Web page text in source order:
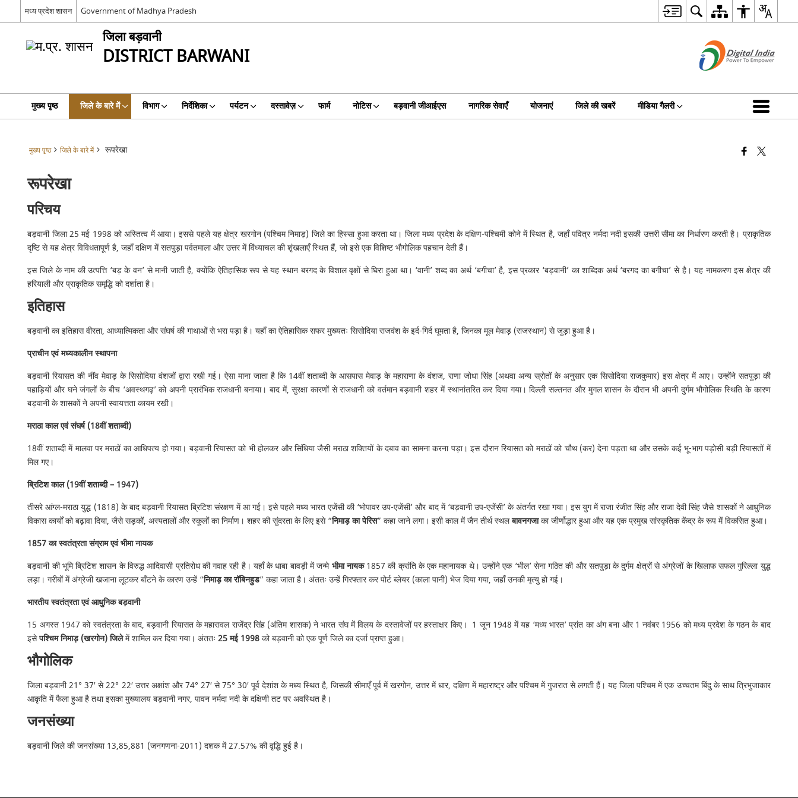
मध्‍य प्रदेश शासन Government of Madhya Pradesh
जिला बड़वानी
DISTRICT BARWANI
मुख्य पृष्ठ जिले के बारे में विभाग निर्देशिका पर्यटन दस्तावेज़ फार्म नोटिस बड़वानी जीआईएस नागरिक सेवाएँ योजनाएं जिले की खबरें मीडिया गैलरी
मुख्य पृष्ठ जिले के बारे में रूपरेखा
रूपरेखा
परिचय
बड़वानी जिला 25 मई 1998 को अस्तित्व में आया। इससे पहले यह क्षेत्र खरगोन (पश्चिम निमाड़) जिले का हिस्सा हुआ करता था। जिला मध्य प्रदेश के दक्षिण-पश्चिमी कोने में स्थित है, जहाँ पवित्र नर्मदा नदी इसकी उत्तरी सीमा का निर्धारण करती है। प्राकृतिक
दृष्टि से यह क्षेत्र विविधतापूर्ण है, जहाँ दक्षिण में सतपुड़ा पर्वतमाला और उत्तर में विंध्याचल की शृंखलाएँ स्थित हैं, जो इसे एक विशिष्ट भौगोलिक पहचान देती हैं।
इस जिले के नाम की उत्पत्ति ‘बड़ के वन’ से मानी जाती है, क्योंकि ऐतिहासिक रूप से यह स्थान बरगद के विशाल वृक्षों से घिरा हुआ था। ‘वानी’ शब्द का अर्थ ‘बगीचा’ है, इस प्रकार ‘बड़वानी’ का शाब्दिक अर्थ ‘बरगद का बगीचा’ से है। यह नामकरण इस क्षेत्र की
हरियाली और प्राकृतिक समृद्धि को दर्शाता है।
इतिहास
बड़वानी का इतिहास वीरता, आध्यात्मिकता और संघर्ष की गाथाओं से भरा पड़ा है। यहाँ का ऐतिहासिक सफर मुख्यतः सिसोदिया राजवंश के इर्द-गिर्द घूमता है, जिनका मूल मेवाड़ (राजस्थान) से जुड़ा हुआ है।
प्राचीन एवं मध्यकालीन स्थापना
बड़वानी रियासत की नींव मेवाड़ के सिसोदिया वंशजों द्वारा रखी गई। ऐसा माना जाता है कि 14वीं शताब्दी के आसपास मेवाड़ के महाराणा के वंशज, राणा जोधा सिंह (अथवा अन्य स्रोतों के अनुसार एक सिसोदिया राजकुमार) इस क्षेत्र में आए। उन्होंने सतपुड़ा की
पहाड़ियों और घने जंगलों के बीच ‘अवस्थगढ़’ को अपनी प्रारंभिक राजधानी बनाया। बाद में, सुरक्षा कारणों से राजधानी को वर्तमान बड़वानी शहर में स्थानांतरित कर दिया गया। दिल्ली सल्तनत और मुगल शासन के दौरान भी अपनी दुर्गम भौगोलिक स्थिति के कारण
बड़वानी के शासकों ने अपनी स्वायत्तता कायम रखी।
मराठा काल एवं संघर्ष (18वीं शताब्दी)
18वीं शताब्दी में मालवा पर मराठों का आधिपत्य हो गया। बड़वानी रियासत को भी होलकर और सिंधिया जैसी मराठा शक्तियों के दबाव का सामना करना पड़ा। इस दौरान रियासत को मराठों को चौथ (कर) देना पड़ता था और उसके कई भू-भाग पड़ोसी बड़ी रियासतों में
मिल गए।
ब्रिटिश काल (19वीं शताब्दी – 1947)
तीसरे आंग्ल-मराठा युद्ध (1818) के बाद बड़वानी रियासत ब्रिटिश संरक्षण में आ गई। इसे पहले मध्य भारत एजेंसी की ‘भोपावर उप-एजेंसी’ और बाद में ‘बड़वानी उप-एजेंसी’ के अंतर्गत रखा गया। इस युग में राजा रंजीत सिंह और राजा देवी सिंह जैसे शासकों ने आधुनिक
विकास कार्यों को बढ़ावा दिया, जैसे सड़कों, अस्पतालों और स्कूलों का निर्माण। शहर की सुंदरता के लिए इसे “निमाड़ का पेरिस” कहा जाने लगा। इसी काल में जैन तीर्थ स्थलबावनगजाका जीर्णोद्धार हुआ और यह एक प्रमुख सांस्कृतिक केंद्र के रूप में विकसित हुआ।
1857 का स्वतंत्रता संग्राम एवं भीमा नायक
बड़वानी की भूमि ब्रिटिश शासन के विरुद्ध आदिवासी प्रतिरोध की गवाह रही है। यहाँ के धाबा बावड़ी में जन्मेभीमा नायक1857 की क्रांति के एक महानायक थे। उन्होंने एक ‘भील’ सेना गठित की और सतपुड़ा के दुर्गम क्षेत्रों से अंग्रेजों के खिलाफ सफल गुरिल्ला युद्ध
लड़ा। गरीबों में अंग्रेजी खजाना लूटकर बाँटने के कारण उन्हें “निमाड़ का रॉबिनहुड” कहा जाता है। अंततः उन्हें गिरफ्तार कर पोर्ट ब्लेयर (काला पानी) भेज दिया गया, जहाँ उनकी मृत्यु हो गई।
भारतीय स्वतंत्रता एवं आधुनिक बड़वानी
15 अगस्त 1947 को स्वतंत्रता के बाद, बड़वानी रियासत के महारावल राजेंद्र सिंह (अंतिम शासक) ने भारत संघ में विलय के दस्तावेजों पर हस्ताक्षर किए। 1 जून 1948 में यह ‘मध्य भारत’ प्रांत का अंग बना और 1 नवंबर 1956 को मध्य प्रदेश के गठन के बाद
इसेपश्चिम निमाड़ (खरगोन) जिलेमें शामिल कर दिया गया। अंततः25 मई 1998को बड़वानी को एक पूर्ण जिले का दर्जा प्राप्त हुआ।
भौगोलिक
जिला बड़वानी 21° 37′ से 22° 22′ उत्तर अक्षांश और 74° 27′ से 75° 30′ पूर्व देशांश के मध्य स्थित है, जिसकी सीमाएँ पूर्व में खरगोन, उत्तर में धार, दक्षिण में महाराष्ट्र और पश्चिम में गुजरात से लगती हैं। यह जिला पश्चिम में एक उच्चतम बिंदु के साथ त्रिभुजाकार
आकृति में फैला हुआ है तथा इसका मुख्यालय बड़वानी नगर, पावन नर्मदा नदी के दक्षिणी तट पर अवस्थित है।
जनसंख्या
बड़वानी जिले की जनसंख्या 13,85,881 (जनगणना-2011) दशक में 27.57% की वृद्धि हुई है।